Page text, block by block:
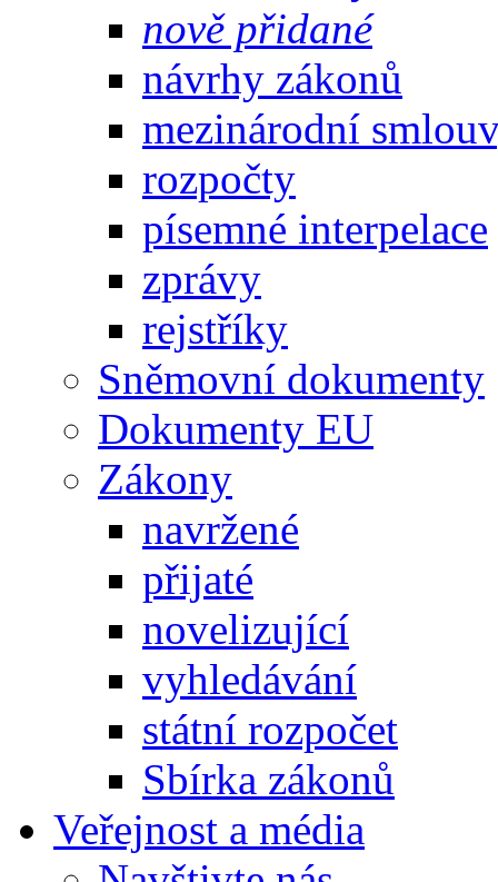
nově přidané
návrhy zákonů
mezinárodní
rozpočty
písemné interpelace
zprávy
rejstříky
Sněmovní dokumenty
Dokumenty EU
Zákony
navržené
přijaté
novelizující
vyhledávání
státní rozpočet
Sbírka zákonů
Veřejnost a média